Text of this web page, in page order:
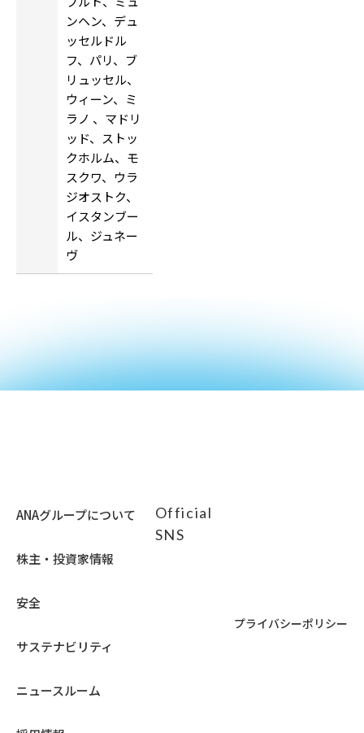
ンヘン、デュ
ッセルドル
フ、パリ、ブ
リュッセル、
ウィーン、ミ
ラノ 、マドリ
ッド、ストッ
クホルム、モ
スクワ、ウラ
ジオストク、
イスタンブー
ル、ジュネー
ヴ
ANAグループについて
株主・投資家情報
安全
サステナビリティ
ニュースルーム
Official
SNS
プライバシーポリシー